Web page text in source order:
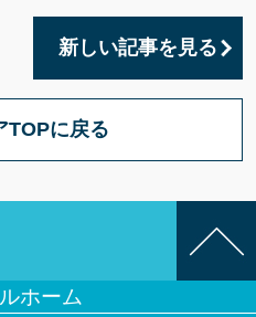
新しい記事を見る
TOPに戻る
ホーム